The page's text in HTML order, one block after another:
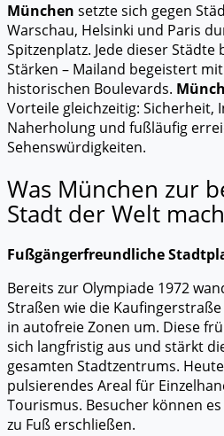
München setzte sich gegen
Warschau, Helsinki und Paris
Spitzenplatz. Jede dieser
Stärken – Mailand begeistert
historischen Boulevards.
Vorteile gleichzeitig: Sicherheit,
Naherholung und fußläufig
Sehenswürdigkeiten.
Was München zur
Stadt der Welt
Fußgängerfreundliche
Bereits zur Olympiade 1972
Straßen wie die
in autofreie Zonen um. Diese
sich langfristig aus und stärkt
gesamten Stadtzentrums.
pulsierendes Areal für
Tourismus. Besucher können
zu Fuß erschließen.